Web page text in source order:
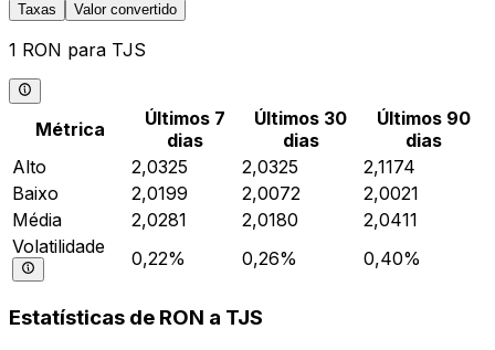
Taxas Valor convertido
1 RON para TJS
Métrica
Últimos 7
dias
Últimos 30
dias
Últimos 90
dias
Alto
2,0325 2,0325
2,1174
Baixo
2,0199 2,0072
2,0021
Média
2,0281 2,0180
2,0411
Volatilidade
0,22% 0,26% 0,40%
Estatísticas de RON a TJS